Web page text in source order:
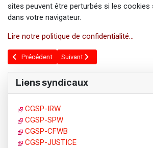
sites peuvent être perturbés si les cookies
dans votre navigateur.
Lire notre politique de confidentialité...
Article précédent : Service juridique
Précédent Article suivant : Pourquoi
Suivant
Liens syndicaux
CGSP-IRW
CGSP-SPW
CGSP-CFWB
CGSP-JUSTICE